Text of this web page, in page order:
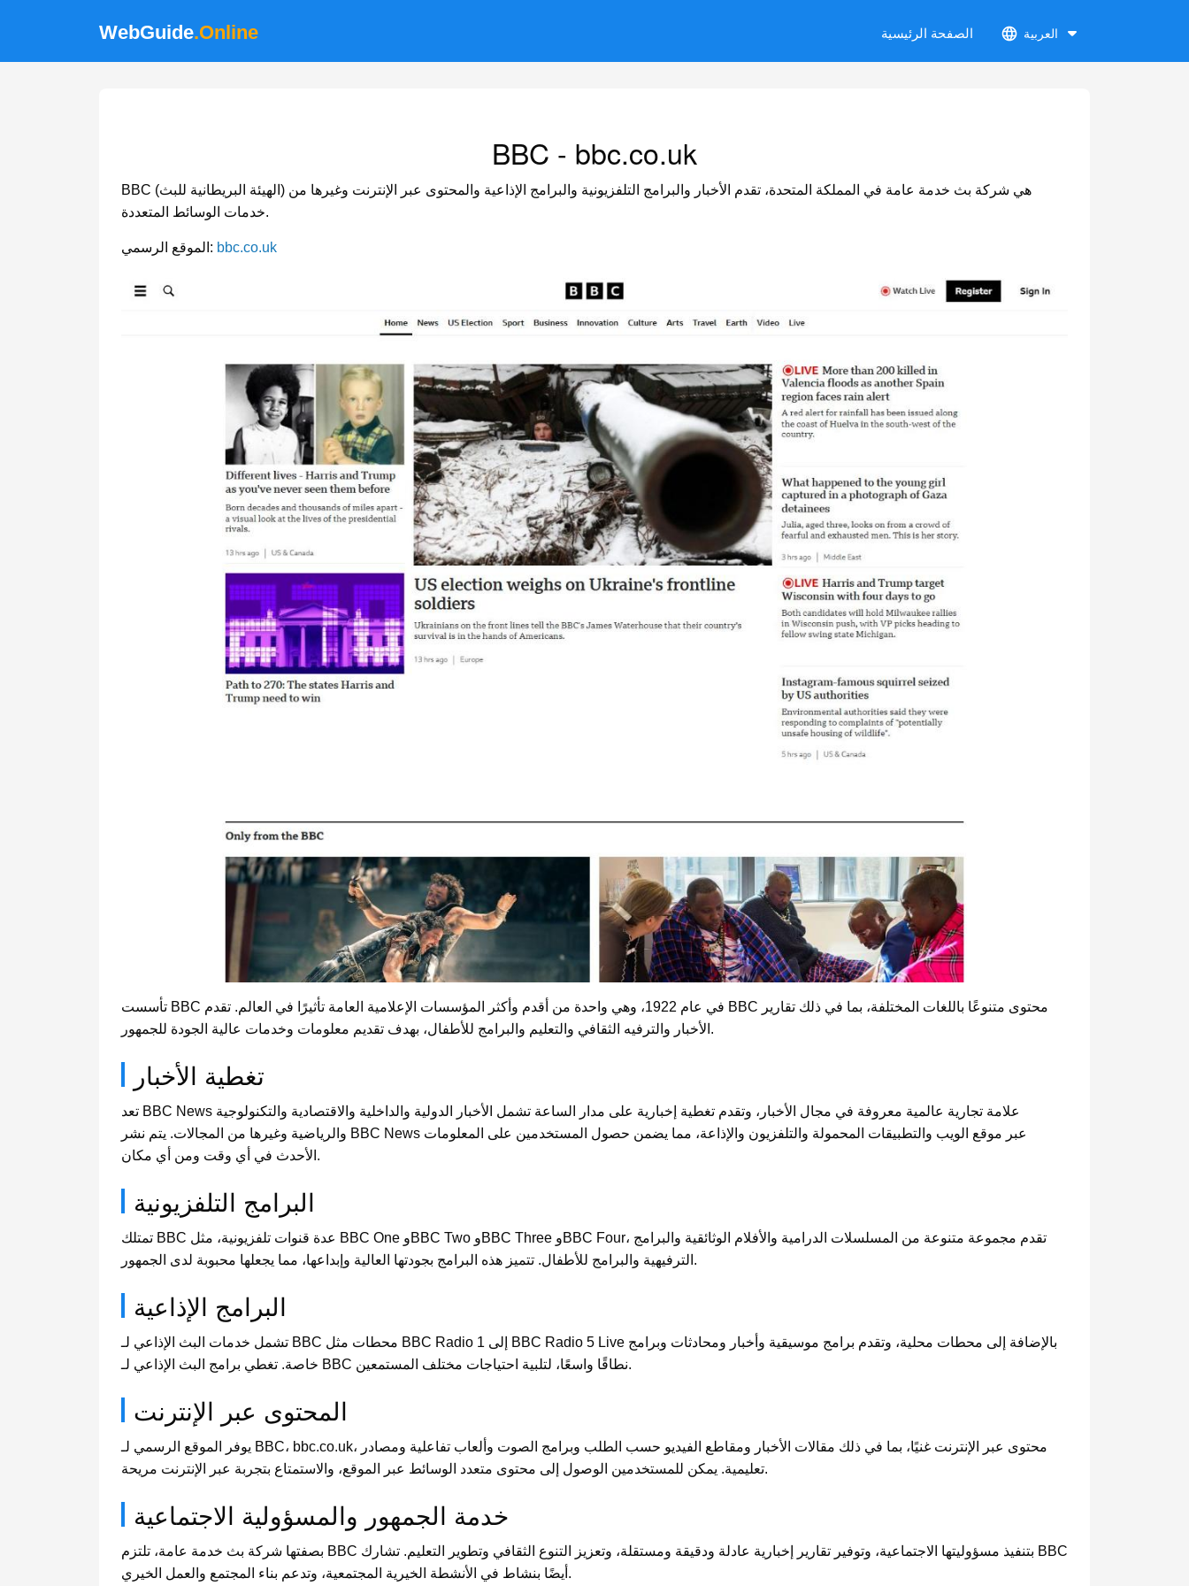
WebGuide.Online الصفحة الرئيسية العربية
BBC - bbc.co.uk
BBC (الهيئة البريطانية للبث) هي شركة بث خدمة عامة في المملكة المتحدة، تقدم الأخبار والبرامج التلفزيونية والبرامج الإذاعية والمحتوى عبر الإنترنت وغيرها من
خدمات الوسائط المتعددة.
الموقع الرسمي: bbc.co.uk
تأسست BBC في عام 1922، وهي واحدة من أقدم وأكثر المؤسسات الإعلامية العامة تأثيرًا في العالم. تقدم BBC محتوى متنوعًا باللغات المختلفة، بما في ذلك تقارير
الأخبار والترفيه الثقافي والتعليم والبرامج للأطفال، بهدف تقديم معلومات وخدمات عالية الجودة للجمهور.
تغطية الأخبار
تعد BBC News علامة تجارية عالمية معروفة في مجال الأخبار، وتقدم تغطية إخبارية على مدار الساعة تشمل الأخبار الدولية والداخلية والاقتصادية والتكنولوجية
والرياضية وغيرها من المجالات. يتم نشر BBC News عبر موقع الويب والتطبيقات المحمولة والتلفزيون والإذاعة، مما يضمن حصول المستخدمين على المعلومات
الأحدث في أي وقت ومن أي مكان.
البرامج التلفزيونية
تمتلك BBC عدة قنوات تلفزيونية، مثل BBC One وBBC Two وBBC Three وBBC Four، تقدم مجموعة متنوعة من المسلسلات الدرامية والأفلام الوثائقية والبرامج
الترفيهية والبرامج للأطفال. تتميز هذه البرامج بجودتها العالية وإبداعها، مما يجعلها محبوبة لدى الجمهور.
البرامج الإذاعية
تشمل خدمات البث الإذاعي لـ BBC محطات مثل BBC Radio 1 إلى BBC Radio 5 Live بالإضافة إلى محطات محلية، وتقدم برامج موسيقية وأخبار ومحادثات وبرامج
خاصة. تغطي برامج البث الإذاعي لـ BBC نطاقًا واسعًا، لتلبية احتياجات مختلف المستمعين.
المحتوى عبر الإنترنت
يوفر الموقع الرسمي لـ BBC، bbc.co.uk، محتوى عبر الإنترنت غنيًا، بما في ذلك مقالات الأخبار ومقاطع الفيديو حسب الطلب وبرامج الصوت وألعاب تفاعلية ومصادر
تعليمية. يمكن للمستخدمين الوصول إلى محتوى متعدد الوسائط عبر الموقع، والاستمتاع بتجربة عبر الإنترنت مريحة.
خدمة الجمهور والمسؤولية الاجتماعية
بصفتها شركة بث خدمة عامة، تلتزم BBC بتنفيذ مسؤوليتها الاجتماعية، وتوفير تقارير إخبارية عادلة ودقيقة ومستقلة، وتعزيز التنوع الثقافي وتطوير التعليم. تشارك BBC
أيضًا بنشاط في الأنشطة الخيرية المجتمعية، وتدعم بناء المجتمع والعمل الخيري.